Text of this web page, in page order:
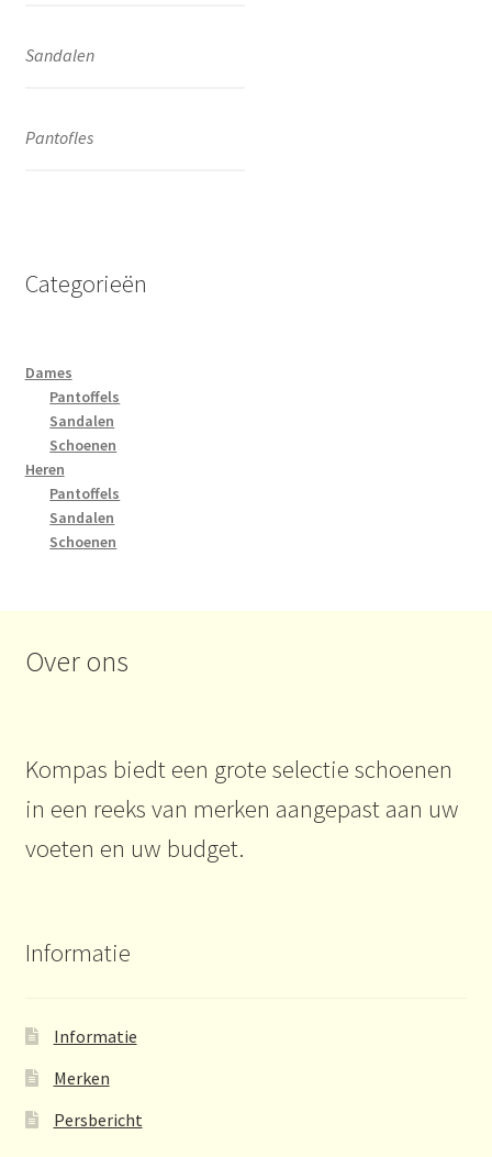
Sandalen
Contact
Informatie
Merken
Persbericht
Sandalen
Pantofles
Categorieën
Dames
Pantoffels
Sandalen
Schoenen
Heren
Pantoffels
Sandalen
Schoenen
Over ons
Kompas biedt een grote selectie schoenen
in een reeks van merken aangepast aan uw
voeten en uw budget.
Informatie
Informatie
Merken
Persbericht